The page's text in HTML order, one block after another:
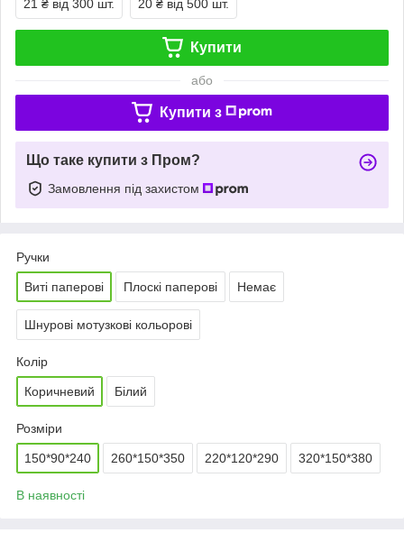
21 ₴ від 300 шт. 20 ₴ від 500 шт.
Купити
або
Купити з
Що таке купити з Пром?
Замовлення під захистом
Ручки
Виті паперові Плоскі паперові Немає
Шнурові мотузкові кольорові
Колір
Коричневий Білий
Розміри
150*90*240 260*150*350 220*120*290 320*150*380
В наявності